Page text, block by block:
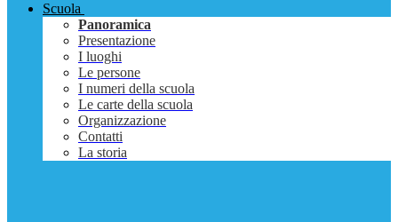
Scuola
Panoramica
Presentazione
I luoghi
Le persone
I numeri della scuola
Le carte della scuola
Organizzazione
Contatti
La storia